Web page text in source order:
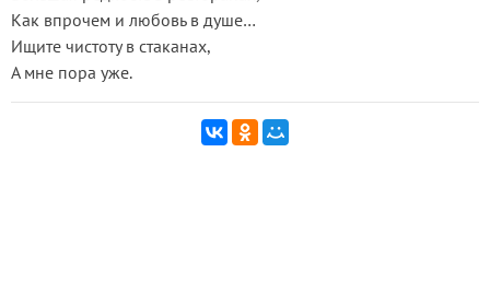
Как впрочем и любовь в душе…
Ищите чистоту в стаканах,
А мне пора уже.